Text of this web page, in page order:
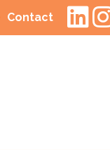
(current)
Contact(current)